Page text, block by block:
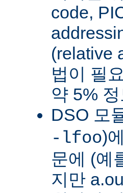
code,
(relative
법이 필
약 5%
DSO 모
-lfoo)
문에 (예
지만